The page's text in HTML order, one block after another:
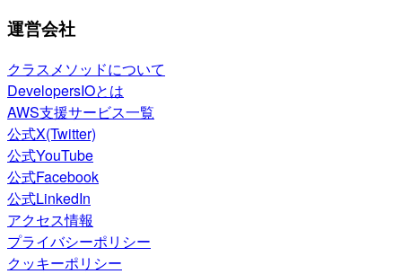
運営会社
クラスメソッドについて
DevelopersIOとは
AWS支援サービス一覧
公式X(Twitter)
公式YouTube
公式Facebook
公式LinkedIn
アクセス情報
プライバシーポリシー
クッキーポリシー